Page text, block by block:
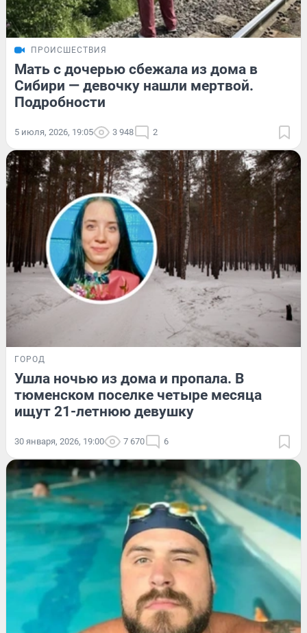
ПРОИСШЕСТВИЯ
Мать с дочерью сбежала из дома в
Сибири — девочку нашли мертвой.
Подробности
5 июля, 2026, 19:05 3 948 2
ГОРОД
Ушла ночью из дома и пропала. В
тюменском поселке четыре месяца
ищут 21-летнюю девушку
30 января, 2026, 19:00 7 670 6